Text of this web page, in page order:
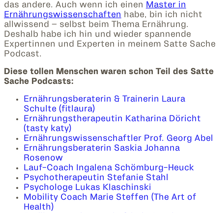
das andere. Auch wenn ich einen Master in
Ernährungswissenschaften habe, bin ich nicht
allwissend – selbst beim Thema Ernährung.
Deshalb habe ich hin und wieder spannende
Expertinnen und Experten in meinem Satte Sache
Podcast.
Diese tollen Menschen waren schon Teil des Satte
Sache Podcasts:
Ernährungsberaterin & Trainerin Laura
Schulte (fitlaura)
Ernährungstherapeutin Katharina Döricht
(tasty katy)
Ernährungswissenschaftler Prof. Georg Abel
Ernährungsberaterin Saskia Johanna
Rosenow
Lauf-Coach Ingalena Schömburg-Heuck
Psychotherapeutin Stefanie Stahl
Psychologe Lukas Klaschinski
Mobility Coach Marie Steffen (The Art of
Health)